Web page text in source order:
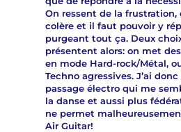
On ressent de la frustration,
colère et il faut pouvoir y
purgeant tout ça. Deux
présentent alors: on met
en mode Hard-rock/Métal,
Techno agressives. J’ai
passage électro qui me
la danse et aussi plus
ne permet
Air Guitar!